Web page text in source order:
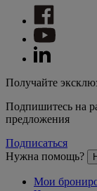
Получайте
Подпишитесь на
предложения
Подписаться
Нужна помощь?
Мои